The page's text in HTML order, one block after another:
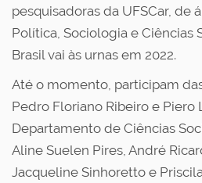
pesquisadoras da UFSCar, de
Política, Sociologia e Ciências
Brasil vai às urnas em 2022.
Até o momento, participam
Pedro Floriano Ribeiro e Piero
Departamento de Ciências
Aline Suelen Pires, André
Jacqueline Sinhoretto e